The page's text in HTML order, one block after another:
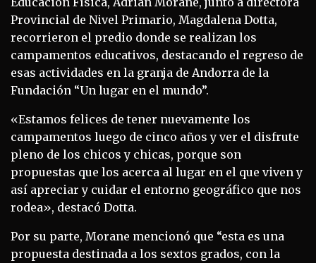
Provincial de Nivel Primario, Magdalena Dotta,
recorrieron el predio donde se realizan los
campamentos educativos, destacando el regreso de
esas actividades en la granja de Andorra de la
Fundación “Un lugar en el mundo”.
«Estamos felices de tener nuevamente los
campamentos luego de cinco años y ver el disfrute
pleno de los chicos y chicas, porque son
propuestas que los acerca al lugar en el que viven y
así apreciar y cuidar el entorno geográfico que nos
rodea», destacó Dotta.
Por su parte, Morane mencionó que “esta es una
propuesta destinada a los sextos grados, con la